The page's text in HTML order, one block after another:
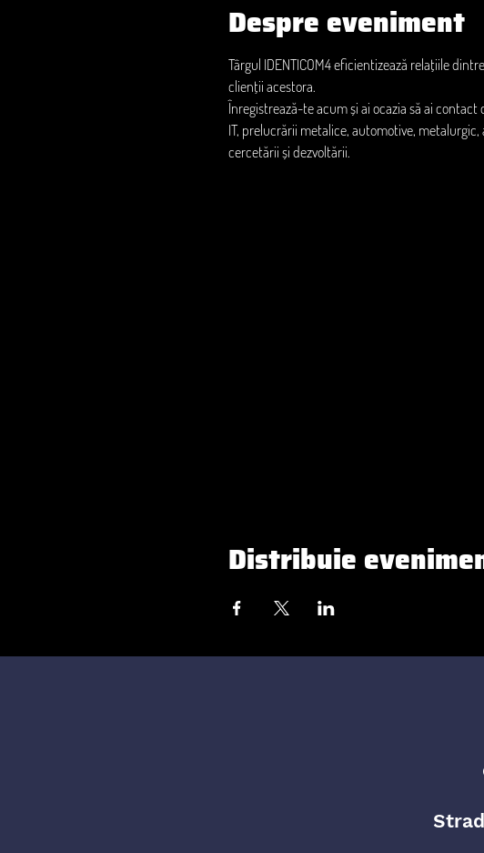
Despre eveniment
Târgul IDENTICOM4 eficientizează relațiile
clienții acestora.
Înregistrează-te acum și ai ocazia să ai
IT, prelucrării metalice, automotive,
cercetării și dezvoltării.
Distribuie